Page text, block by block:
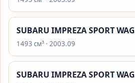
SUBARU IMPREZA SPORT
1493 см³ · 2003.09
SUBARU IMPREZA SPORT